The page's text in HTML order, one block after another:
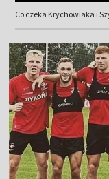
Co czeka Krychowiaka i